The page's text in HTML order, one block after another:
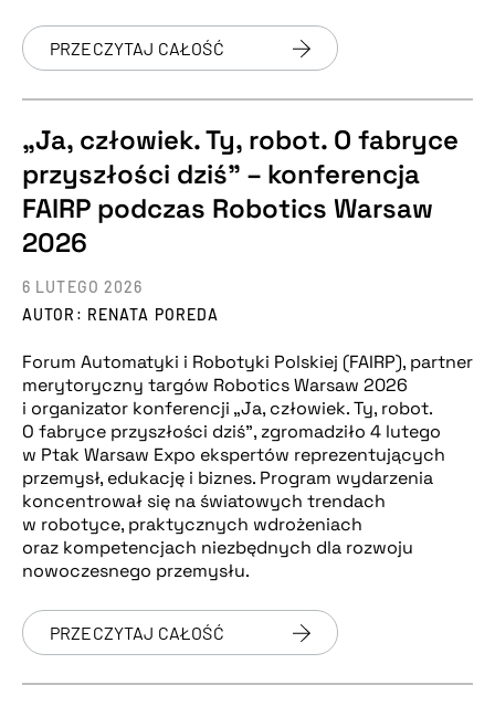
PRZECZYTAJ CAŁOŚĆ
„Ja, człowiek. Ty, robot. O fabryce
przyszłości dziś” – konferencja
FAIRP podczas Robotics Warsaw
2026
AUTOR: RENATA POREDA
6 LUTEGO 2026
Forum Automatyki i Robotyki Polskiej (FAIRP), partner
merytoryczny targów Robotics Warsaw 2026
i organizator konferencji „Ja, człowiek. Ty, robot.
O fabryce przyszłości dziś”, zgromadziło 4 lutego
w Ptak Warsaw Expo ekspertów reprezentujących
przemysł, edukację i biznes. Program wydarzenia
koncentrował się na światowych trendach
w robotyce, praktycznych wdrożeniach
oraz kompetencjach niezbędnych dla rozwoju
nowoczesnego przemysłu.
PRZECZYTAJ CAŁOŚĆ